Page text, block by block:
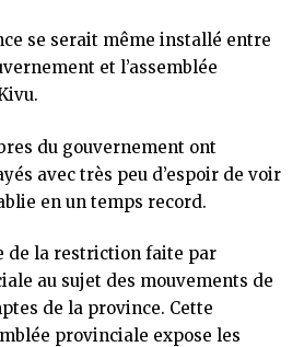
se serait même installé entre
et l’assemblée
du gouvernement ont
avec très peu d’espoir de voir
en un temps record.
de la restriction faite par
au sujet des mouvements de
de la province. Cette
provinciale expose les